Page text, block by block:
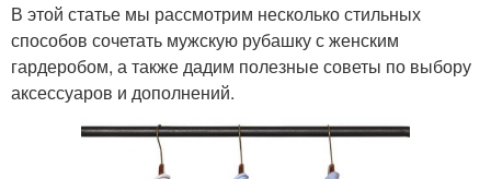
В этой статье мы рассмотрим несколько стильных
способов сочетать мужскую рубашку с женским
гардеробом, а также дадим полезные советы по выбору
аксессуаров и дополнений.